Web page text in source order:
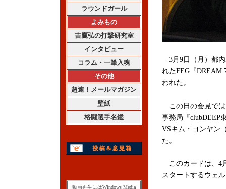
ラウンドガール
よみもの
吉鷹弘の打撃研究室
インタビュー
コラム・一筆入魂
その他
超速！メールマガジン
壁紙
格闘選手名鑑
動画再生にはWindows Media
3月9日（月）都内
れたFEG『
われた。
この日の会見では
事務局『clubDEEP
VSキム・ヨンヤン
た。
このカードは、4
スタートするウェ